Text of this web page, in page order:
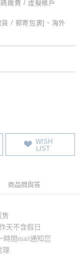
繳費 / 虛擬帳戶
/ 郵寄包裹]、海外
WISH
LIST
商品問與答
售
天不含假日
時間mail通知您
理